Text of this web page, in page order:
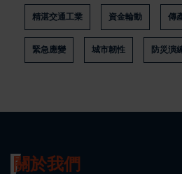
精湛交通工業 資金輪動 傳
緊急應變 城市韌性 防災演
關於我們